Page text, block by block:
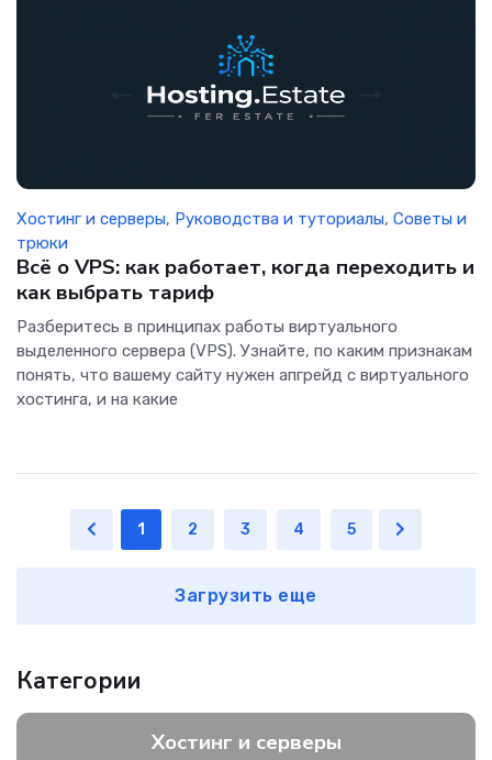
Хостинг и серверы, Руководства и туториалы, Советы и
трюки
Всё о VPS: как работает, когда переходить и
как выбрать тариф
Разберитесь в принципах работы виртуального
выделенного сервера (VPS). Узнайте, по каким признакам
понять, что вашему сайту нужен апгрейд с виртуального
хостинга, и на какие
1 2 3 4 5
Загрузить еще
Категории
Хостинг и серверы